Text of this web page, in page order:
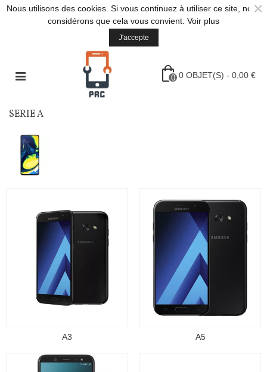
Nous utilisons des cookies. Si vous continuez à utiliser ce site, nous
considérons que cela vous convient. Voir plus
J'accepte
×
0 0 OBJET(S) - 0,00 €
SERIE A
A3 A5